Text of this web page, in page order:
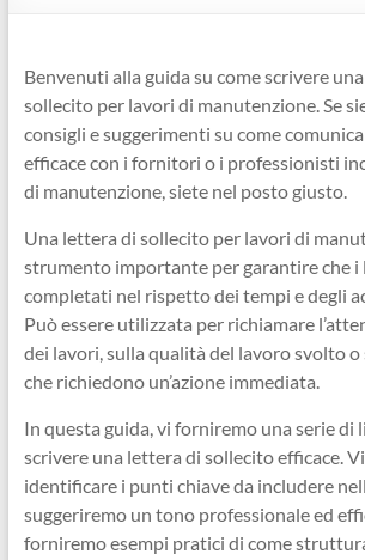
Benvenuti alla guida su come scrivere
sollecito per lavori di manutenzione. Se
consigli e suggerimenti su come
efficace con i fornitori o i professionisti
di manutenzione, siete nel posto giusto.
Una lettera di sollecito per lavori di
strumento importante per garantire che i
completati nel rispetto dei tempi e degli
Può essere utilizzata per richiamare
dei lavori, sulla qualità del lavoro svolto
che richiedono un’azione immediata.
In questa guida, vi forniremo una serie di
scrivere una lettera di sollecito efficace.
identificare i punti chiave da includere
suggeriremo un tono professionale ed
forniremo esempi pratici di come